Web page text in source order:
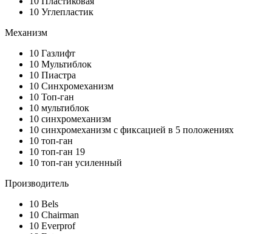
10 Углепластик
Механизм
10 Газлифт
10 Мультиблок
10 Пиастра
10 Синхромеханизм
10 Топ-ган
10 мультиблок
10 синхромеханизм
10 синхромеханизм с фиксацией в 5 положениях
10 топ-ган
10 топ-ган 19
10 топ-ган усиленный
Производитель
10 Bels
10 Chairman
10 Everprof